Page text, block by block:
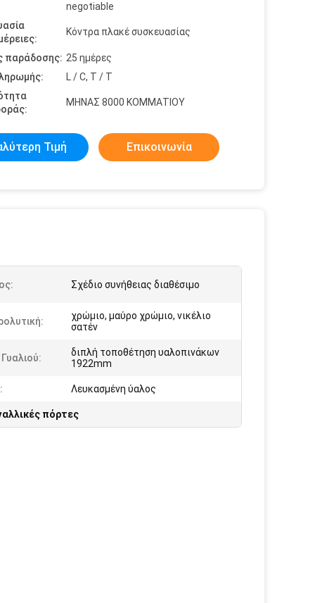
negotiable
Κόντρα πλακέ συσκευασίας
παράδοσης: 25 ημέρες
L / C, T / T
ΜΗΝΑΣ 8000 ΚΟΜΜΑΤΙΟΥ
Τιμή Επικοινωνία
Σχέδιο συνήθειας διαθέσιμο
χρώμιο, μαύρο χρώμιο, νικέλιο
σατέν
διπλή τοποθέτηση υαλοπινάκων
1922mm
Λευκασμένη ύαλος
πόρτες